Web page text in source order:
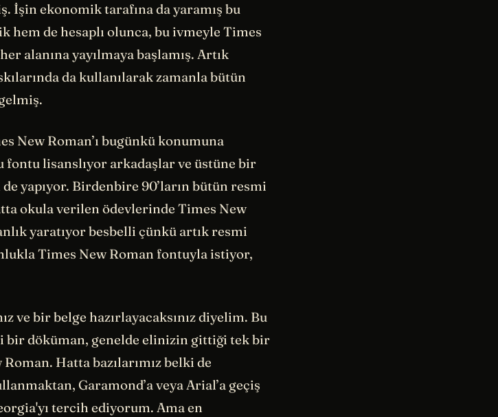
İşin ekonomik tarafına da yaramış bu
hem de hesaplı olunca, bu ivmeyle Times
alanına yayılmaya başlamış. Artık
da kullanılarak zamanla bütün
New Roman’ı bugünkü konumuna
fontu lisanslıyor arkadaşlar ve üstüne bir
yapıyor. Birdenbire 90’ların bütün resmi
okula verilen ödevlerinde Times New
yaratıyor besbelli çünkü artık resmi
Times New Roman fontuyla istiyor,
ve bir belge hazırlayacaksınız diyelim. Bu
bir döküman, genelde elinizin gittiği tek bir
Hatta bazılarımız belki de
Garamond’a veya Arial’a geçiş
tercih ediyorum. Ama en